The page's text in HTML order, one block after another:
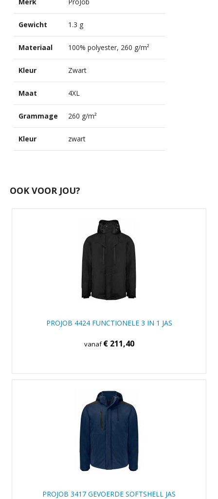
Gewicht 1.3 g
Materiaal 100% polyester, 260 g/m²
Kleur Zwart
Maat 4XL
Grammage 260 g/m²
Kleur zwart
OOK VOOR JOU?
PROJOB 4424 FUNCTIONELE 3 IN 1 JAS
vanaf€ 211,40
PROJOB 3417 GEVOERDE SOFTSHELL JAS